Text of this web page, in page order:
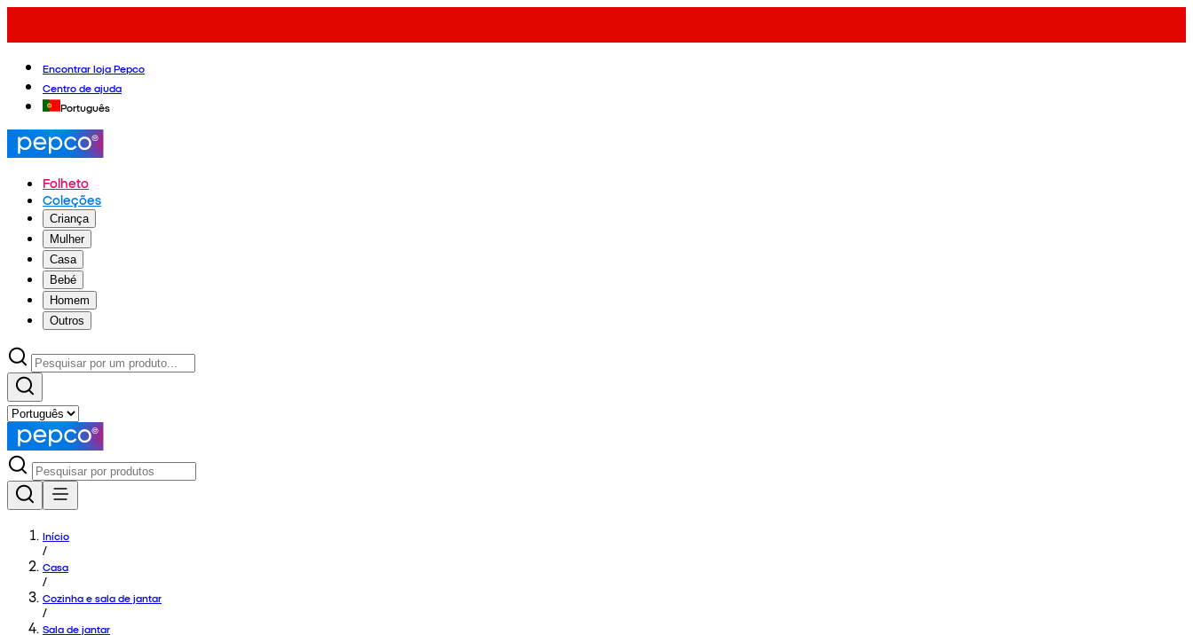
Encontrar loja Pepco
Centro de ajuda
Português
Folheto
Coleções
Criança
Mulher
Casa
Bebé
Homem
Outros
Início
/
Casa
/
Cozinha e sala de jantar
/
Sala de jantar